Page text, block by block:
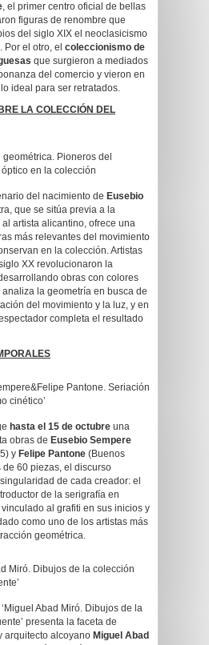
, el primer centro oficial de bellas
figuras de renombre que
del siglo XIX el neoclasicismo
el otro, el coleccionismo de
que surgieron a mediados
del comercio y vieron en
ideal para ser retratados.
LA COLECCIÓN DEL
Pioneros del
en la colección
del nacimiento de Eusebio
que se sitúa previa a la
artista alicantino, ofrece una
más relevantes del movimiento
en la colección. Artistas
XX revolucionaron la
obras con colores
la geometría en busca de
del movimiento y la luz, y en
completa el resultado
Pantone. Seriación
cinético’
hasta el 15 de octubre una
obras de Eusebio Sempere
y Felipe Pantone (Buenos
de 60 piezas, el discurso
de cada creador: el
de la serigrafía en
al grafiti en sus inicios y
como uno de los artistas más
geométrica.
Miró. Dibujos de la colección
Abad Miró. Dibujos de la
presenta la faceta de
arquitecto alcoyano Miguel Abad